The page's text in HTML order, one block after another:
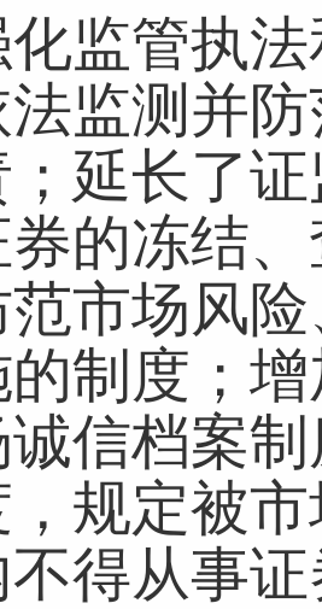
化监管执
法监测并
延长了
的冻结
市场风
制度；
信档案
，规定被
得从事
密码： 匿名发布 验